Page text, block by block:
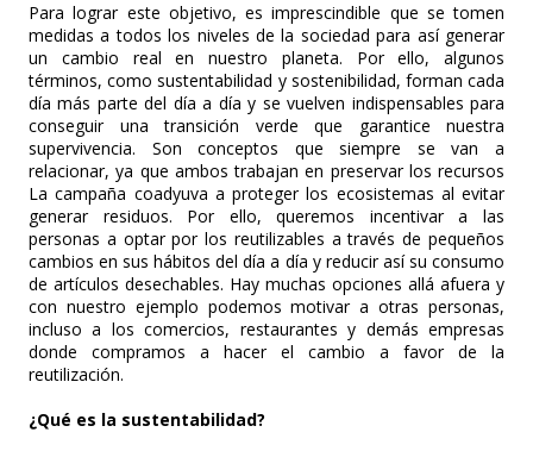
Para lograr este objetivo, es imprescindible que se tomen
medidas a todos los niveles de la sociedad para así generar
un cambio real en nuestro planeta. Por ello, algunos
términos, como sustentabilidad y sostenibilidad, forman cada
día más parte del día a día y se vuelven indispensables para
conseguir una transición verde que garantice nuestra
supervivencia. Son conceptos que siempre se van a
relacionar, ya que ambos trabajan en preservar los recursos
La campaña coadyuva a proteger los ecosistemas al evitar
generar residuos. Por ello, queremos incentivar a las
personas a optar por los reutilizables a través de pequeños
cambios en sus hábitos del día a día y reducir así su consumo
de artículos desechables. Hay muchas opciones allá afuera y
con nuestro ejemplo podemos motivar a otras personas,
incluso a los comercios, restaurantes y demás empresas
donde compramos a hacer el cambio a favor de la
reutilización.
¿Qué es la sustentabilidad?